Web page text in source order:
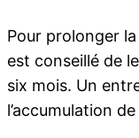
Pour prolonger
est conseillé de
six mois. Un
l’accumulation